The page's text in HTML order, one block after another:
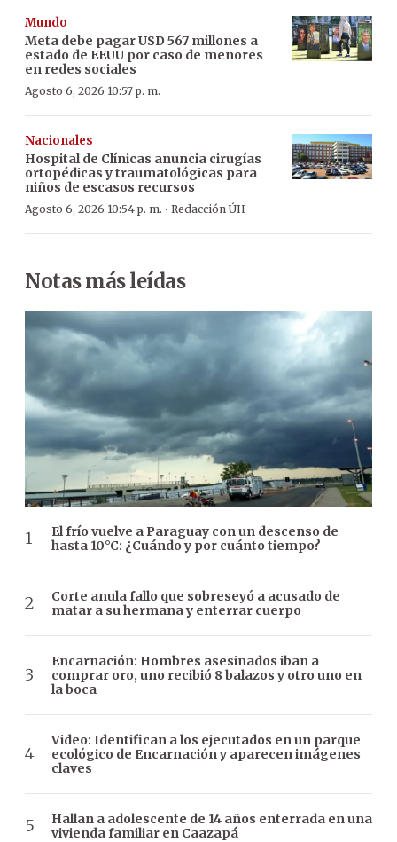
Mundo
Meta debe pagar USD 567 millones a
estado de EEUU por caso de menores
en redes sociales
Agosto 6, 2026 10:57 p. m.
Nacionales
Hospital de Clínicas anuncia cirugías
ortopédicas y traumatológicas para
niños de escasos recursos
Agosto 6, 2026 10:54 p. m. · Redacción ÚH
Notas más leídas
El frío vuelve a Paraguay con un descenso de
hasta 10°C: ¿Cuándo y por cuánto tiempo?
Corte anula fallo que sobreseyó a acusado de
matar a su hermana y enterrar cuerpo
Encarnación: Hombres asesinados iban a
comprar oro, uno recibió 8 balazos y otro uno en
la boca
Video: Identifican a los ejecutados en un parque
ecológico de Encarnación y aparecen imágenes
claves
Hallan a adolescente de 14 años enterrada en una
vivienda familiar en Caazapá